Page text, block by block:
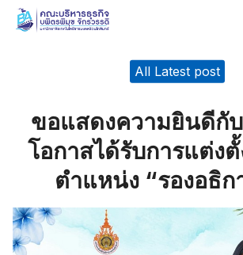
Skip
All Latest post
ขอแสดงความยินดีกับ
โอกาสได้รับการแต่ง
ตำแหน่ง “รองอธิก